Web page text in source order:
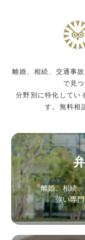
離婚、相続、交通事
で見
分野別に特化してい
す。無料相
離婚、相続
強い専